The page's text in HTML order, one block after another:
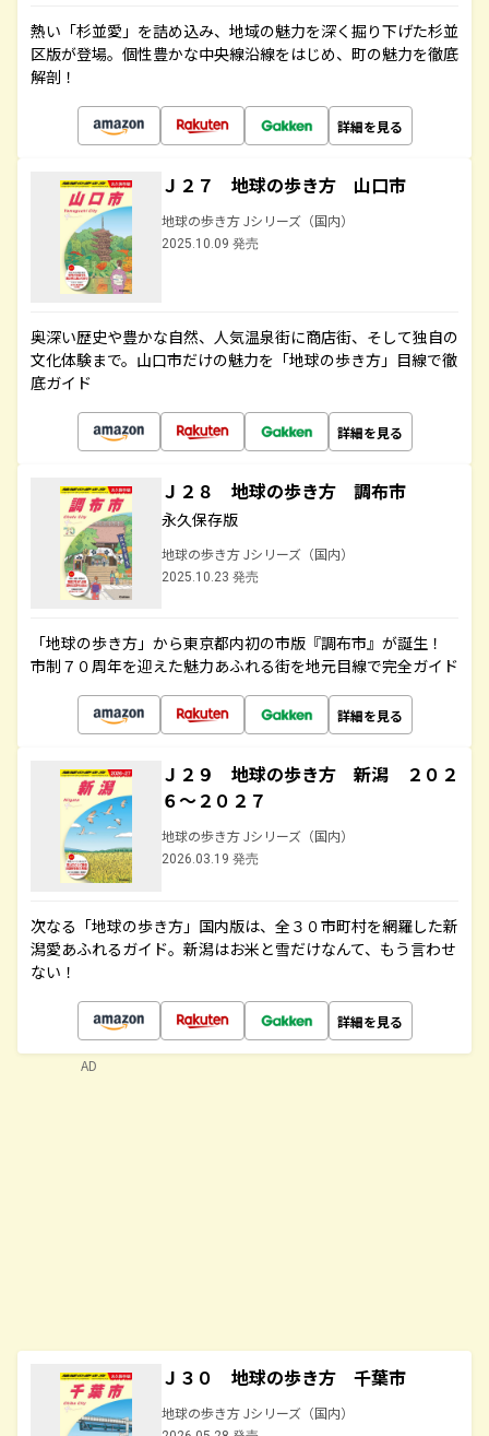
熱い「杉並愛」を詰め込み、地域の魅力を深く掘り下げた杉並
区版が登場。個性豊かな中央線沿線をはじめ、町の魅力を徹底
解剖！
詳細を見る
Ｊ２７ 地球の歩き方 山口市
地球の歩き方 Jシリーズ（国内）
2025.10.09 発売
奥深い歴史や豊かな自然、人気温泉街に商店街、そして独自の
文化体験まで。山口市だけの魅力を「地球の歩き方」目線で徹
底ガイド
詳細を見る
Ｊ２８ 地球の歩き方 調布市
永久保存版
地球の歩き方 Jシリーズ（国内）
2025.10.23 発売
「地球の歩き方」から東京都内初の市版『調布市』が誕生！
市制７０周年を迎えた魅力あふれる街を地元目線で完全ガイド
詳細を見る
Ｊ２９ 地球の歩き方 新潟 ２０２
６～２０２７
地球の歩き方 Jシリーズ（国内）
2026.03.19 発売
次なる「地球の歩き方」国内版は、全３０市町村を網羅した新
潟愛あふれるガイド。新潟はお米と雪だけなんて、もう言わせ
ない！
詳細を見る
Ｊ３０ 地球の歩き方 千葉市
地球の歩き方 Jシリーズ（国内）
AD